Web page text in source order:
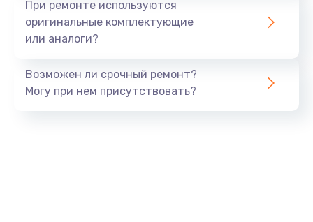
При ремонте используются
оригинальные комплектующие
или аналоги?
Возможен ли срочный ремонт?
Могу при нем присутствовать?